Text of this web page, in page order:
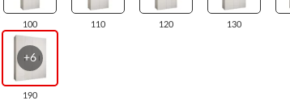
100 110 120 130
+6
190